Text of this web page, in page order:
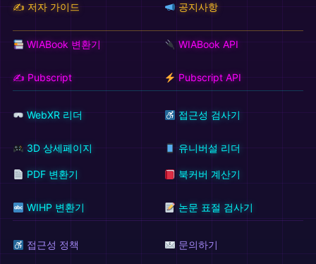
✍️ 저자 가이드 공지사항
WIABook 변환기 WIABook API
✍️ Pubscript Pubscript API
WebXR 리더 접근성 검사기
3D 상세페이지 유니버설 리더
PDF 변환기 북커버 계산기
WIHP 변환기 논문 표절 검사기
접근성 정책 문의하기